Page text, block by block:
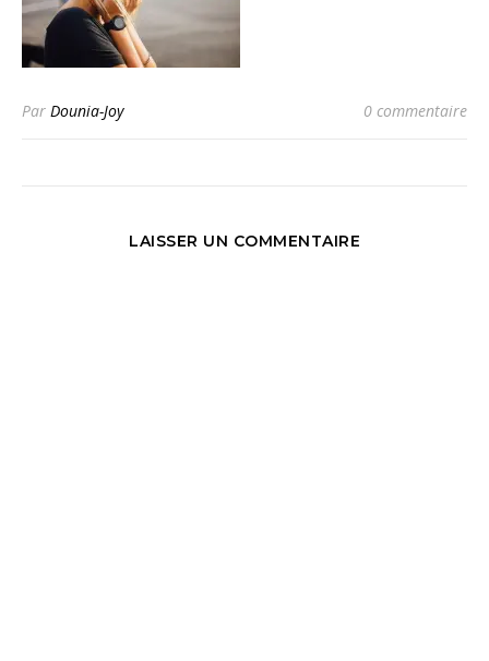
Par Dounia-Joy 0 commentaire
LAISSER UN COMMENTAIRE